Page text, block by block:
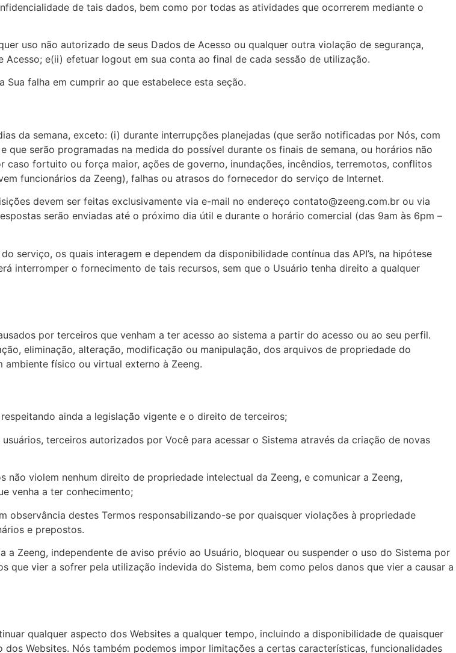
de tais dados, bem como por todas as atividades que ocorrerem mediante o
uso não autorizado de seus Dados de Acesso ou qualquer outra violação de segurança,
e(ii) efetuar logout em sua conta ao final de cada sessão de utilização.
falha em cumprir ao que estabelece esta seção.‍
da semana, exceto: (i) durante interrupções planejadas (que serão notificadas por Nós, com
serão programadas na medida do possível durante os finais de semana, ou horários não
fortuito ou força maior, ações de governo, inundações, incêndios, terremotos, conflitos
funcionários da Zeeng), falhas ou atrasos do fornecedor do serviço de Internet.
devem ser feitas exclusivamente via e-mail no endereço contato@zeeng.com.br ou via
serão enviadas até o próximo dia útil e durante o horário comercial (das 9am às 6pm –
serviço, os quais interagem e dependem da disponibilidade contínua das API’s, na hipótese
interromper o fornecimento de tais recursos, sem que o Usuário tenha direito a qualquer
por terceiros que venham a ter acesso ao sistema a partir do acesso ou ao seu perfil.
eliminação, alteração, modificação ou manipulação, dos arquivos de propriedade do
físico ou virtual externo à Zeeng.‍
ainda a legislação vigente e o direito de terceiros;
terceiros autorizados por Você para acessar o Sistema através da criação de novas
violem nenhum direito de propriedade intelectual da Zeeng, e comunicar a Zeeng,
venha a ter conhecimento;
observância destes Termos responsabilizando-se por quaisquer violações à propriedade
e prepostos.
Zeeng, independente de aviso prévio ao Usuário, bloquear ou suspender o uso do Sistema por
que vier a sofrer pela utilização indevida do Sistema, bem como pelos danos que vier a causar a
qualquer aspecto dos Websites a qualquer tempo, incluindo a disponibilidade de quaisquer
Websites. Nós também podemos impor limitações a certas características, funcionalidades